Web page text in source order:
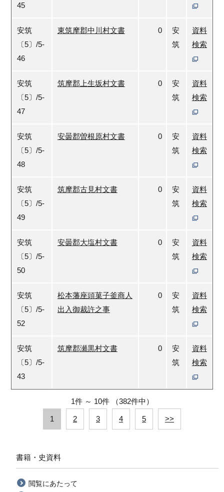
45
安筑
〔5〕/5-
46
東筑摩郡中川村文書 0
安
筑
資料
検索
安筑
〔5〕/5-
47
筑摩郡上生坂村文書 0
安
筑
資料
検索
安筑
〔5〕/5-
48
安曇郡曽根原村文書 0
安
筑
資料
検索
安筑
〔5〕/5-
49
筑摩郡古見村文書 0
安
筑
資料
検索
安筑
〔5〕/5-
50
安曇郡大塩村文書 0
安
筑
資料
検索
安筑
〔5〕/5-
52
松本藩座頭菓子釜商人
出入御裁許之事
0
安
筑
資料
検索
安筑
〔5〕/5-
43
筑摩郡瀬黒村文書 0
安
筑
資料
検索
1件 ～ 10件 （382件中）
1 2 3 4 5 >>
書籍・史資料
閲覧にあたって